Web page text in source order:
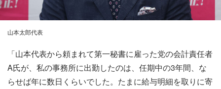
山本太郎代表
「山本代表から頼まれて第一秘書に雇った党の会計責任者
A氏が、私の事務所に出勤したのは、任期中の3年間、な
らせば年に数日くらいでした。たまに給与明細を取りに寄